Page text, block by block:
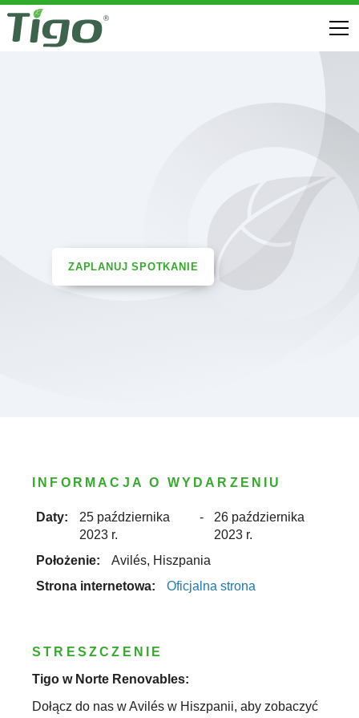
ZAPLANUJ SPOTKANIE
INFORMACJA O WYDARZENIU
Daty:
25 października
2023 r.
-
26 października
2023 r.
Położenie:
Avilés, Hiszpania
Strona internetowa:
Oficjalna strona
STRESZCZENIE
Tigo w Norte Renovables:
Dołącz do nas w Avilés w Hiszpanii, aby zobaczyć